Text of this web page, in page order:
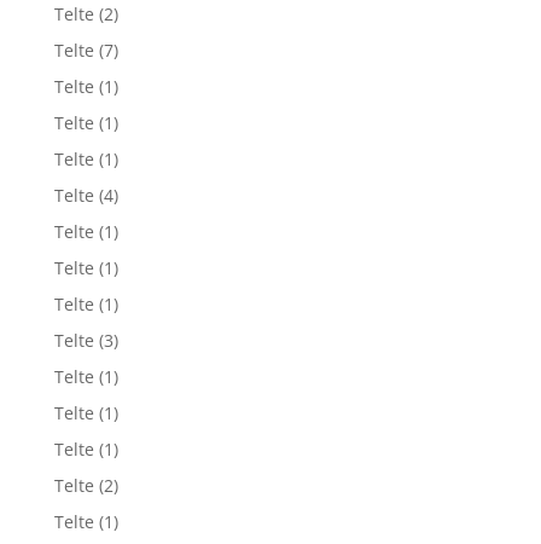
Telte (2)
Telte (7)
Telte (1)
Telte (1)
Telte (1)
Telte (4)
Telte (1)
Telte (1)
Telte (1)
Telte (3)
Telte (1)
Telte (1)
Telte (1)
Telte (2)
Telte (1)